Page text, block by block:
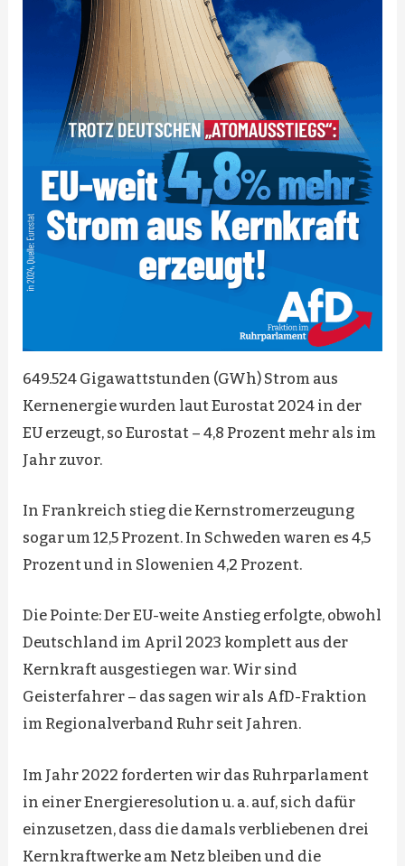
649.524 Gigawattstunden (GWh) Strom aus
Kernenergie wurden laut Eurostat 2024 in der
EU erzeugt, so Eurostat – 4,8 Prozent mehr als im
Jahr zuvor.
In Frankreich stieg die Kernstromerzeugung
sogar um 12,5 Prozent. In Schweden waren es 4,5
Prozent und in Slowenien 4,2 Prozent.
Die Pointe: Der EU-weite Anstieg erfolgte, obwohl
Deutschland im April 2023 komplett aus der
Kernkraft ausgestiegen war. Wir sind
Geisterfahrer – das sagen wir als AfD-Fraktion
im Regionalverband Ruhr seit Jahren.
Im Jahr 2022 forderten wir das Ruhrparlament
in einer Energieresolution u. a. auf, sich dafür
einzusetzen, dass die damals verbliebenen drei
Kernkraftwerke am Netz bleiben und die